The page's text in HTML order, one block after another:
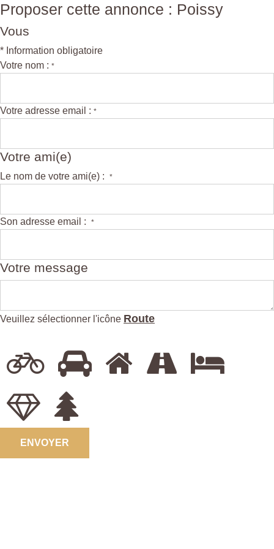
Proposer cette annonce : Poissy
Vous
* Information obligatoire
Votre nom : *
Votre adresse email : *
Votre ami(e)
Le nom de votre ami(e) : *
Son adresse email : *
Votre message
Veuillez sélectionner l'icône Route
ENVOYER